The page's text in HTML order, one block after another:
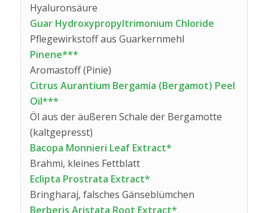
Hyaluronsäure
Guar Hydroxypropyltrimonium Chloride
Pflegewirkstoff aus Guarkernmehl
Pinene***
Aromastoff (Pinie)
Citrus Aurantium Bergamia (Bergamot) Peel
Oil***
Öl aus der äußeren Schale der Bergamotte
(kaltgepresst)
Bacopa Monnieri Leaf Extract*
Brahmi, kleines Fettblatt
Eclipta Prostrata Extract*
Bringharaj, falsches Gänseblümchen
Berberis Aristata Root Extract*